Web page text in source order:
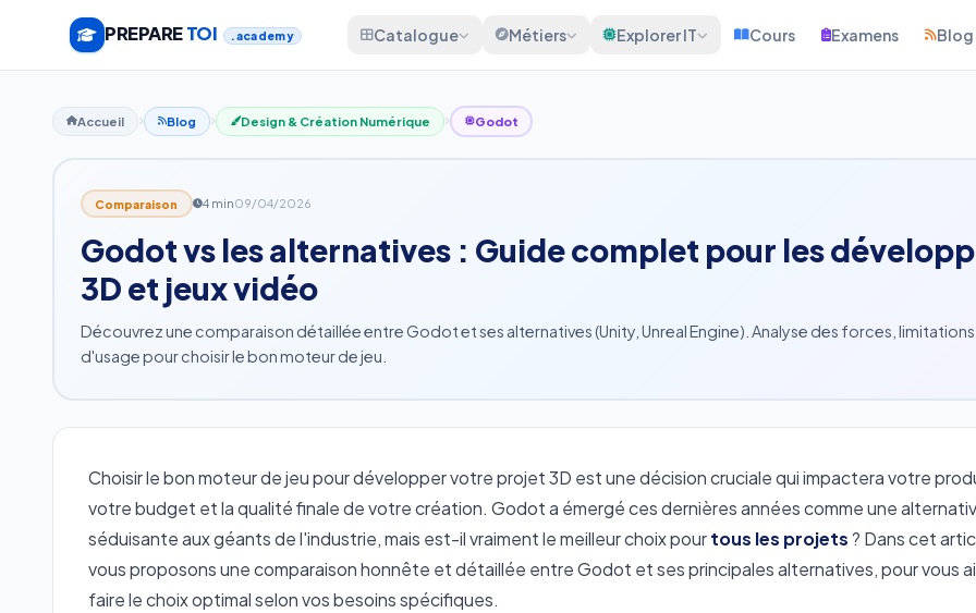
PREPARETOI .academy Catalogue Métiers Explorer IT Cours Examens Blog
Accueil Blog Design & Création Numérique Godot
Comparaison 4 min09/04/2026
Godot vs les alternatives : Guide complet pour les
3D et jeux vidéo
Découvrez une comparaison détaillée entre Godot et ses alternatives (Unity, Unreal Engine). Analyse des forces,
d'usage pour choisir le bon moteur de jeu.
Choisir le bon moteur de jeu pour développer votre projet 3D est une décision cruciale qui impactera votre
votre budget et la qualité finale de votre création. Godot a émergé ces dernières années comme une
séduisante aux géants de l'industrie, mais est-il vraiment le meilleur choix pourtous les projets? Dans cet
vous proposons une comparaison honnête et détaillée entre Godot et ses principales alternatives, pour vous
faire le choix optimal selon vos besoins spécifiques.